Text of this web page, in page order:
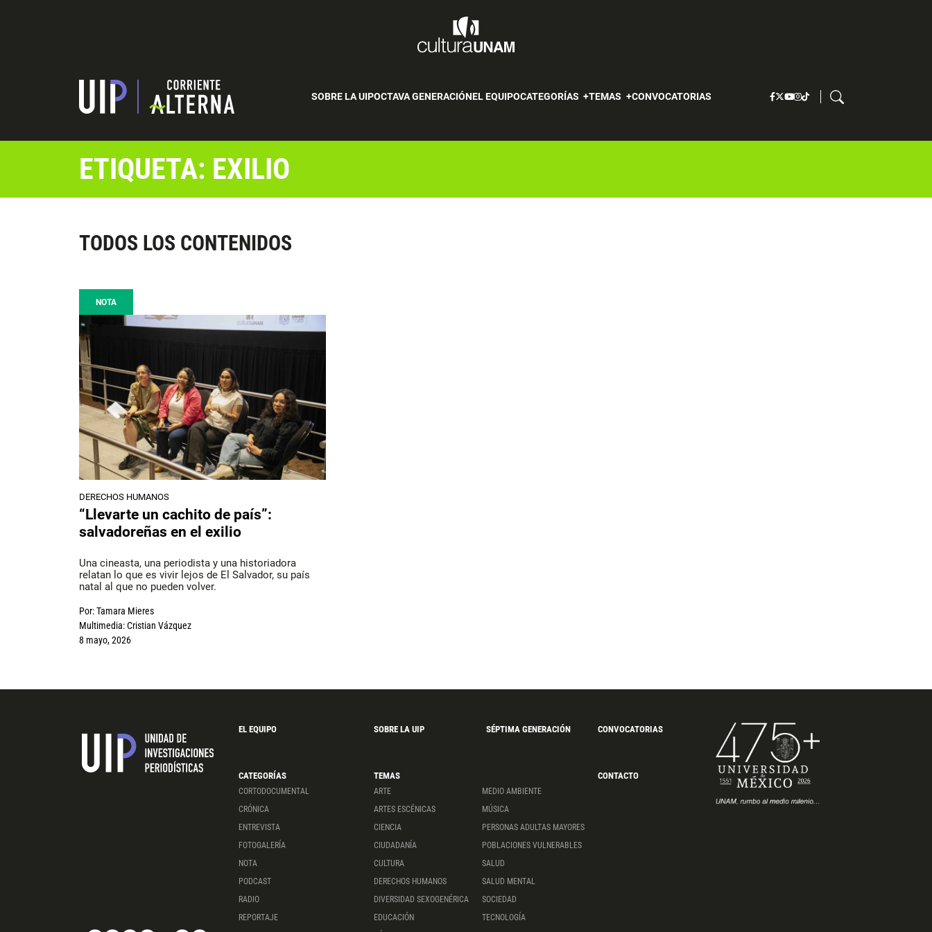
SOBRE LA UIPOCTAVA GENERACIÓNEL EQUIPOCATEGORÍAS TEMAS CONVOCATORIAS
ETIQUETA: EXILIO
TODOS LOS CONTENIDOS
NOTA
DERECHOS HUMANOS
“Llevarte un cachito de país”:
salvadoreñas en el exilio
Una cineasta, una periodista y una historiadora
relatan lo que es vivir lejos de El Salvador, su país
natal al que no pueden volver.
Por:Tamara Mieres
Multimedia:Cristian Vázquez
8 mayo, 2026
EL EQUIPO SOBRE LA UIP SÉPTIMA GENERACIÓN CONVOCATORIAS
CATEGORÍAS
CORTODOCUMENTAL
CRÓNICA
ENTREVISTA
FOTOGALERÍA
NOTA
PODCAST
RADIO
REPORTAJE
TEMAS
ARTE
ARTES ESCÉNICAS
CIENCIA
CIUDADANÍA
CULTURA
DERECHOS HUMANOS
DIVERSIDAD SEXOGENÉRICA
EDUCACIÓN
MEDIO AMBIENTE
MÚSICA
PERSONAS ADULTAS MAYORES
POBLACIONES VULNERABLES
SALUD
SALUD MENTAL
SOCIEDAD
TECNOLOGÍA
CONTACTO